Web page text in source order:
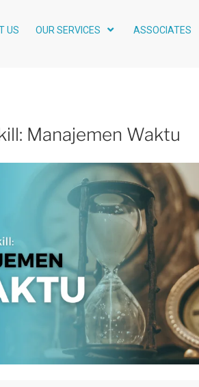
US OUR SERVICES ASSOCIATES
Manajemen Waktu